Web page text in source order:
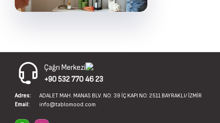
Çağrı Merkezi
+90 532 770 46 23
Adres:
ADALET MAH. MANAS BLV. NO: 39 İÇ KAPI NO: 2511 BAYRAKLI/ İZMİR
Email:
info@tablomood.com